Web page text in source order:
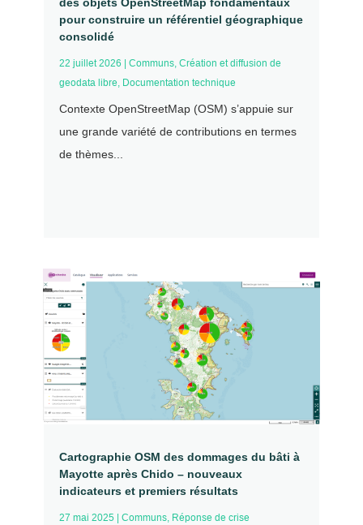
pour construire un référentiel géographique
consolidé
22 juillet 2026 Communs, Création et diffusion de
geodata libre, Documentation technique
Contexte OpenStreetMap (OSM) s’appuie sur
une grande variété de contributions en termes
de thèmes...
Cartographie OSM des dommages du bâti à
Mayotte après Chido – nouveaux
indicateurs et premiers résultats
27 mai 2025 Communs, Réponse de crise